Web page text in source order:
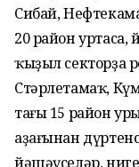
Сибай,
20 район уртаса,
ҡыҙыл секторҙа
Стәрлетамаҡ,
тағы 15 район
аҙағынан
йәшәүселәр,